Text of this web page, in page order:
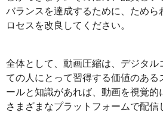
バランスを達成するために、ためら
ロセスを改良してください。
全体として、動画圧縮は、デジタル
ての人にとって習得する価値のある
ールと知識があれば、動画を視覚的
さまざまなプラットフォームで配